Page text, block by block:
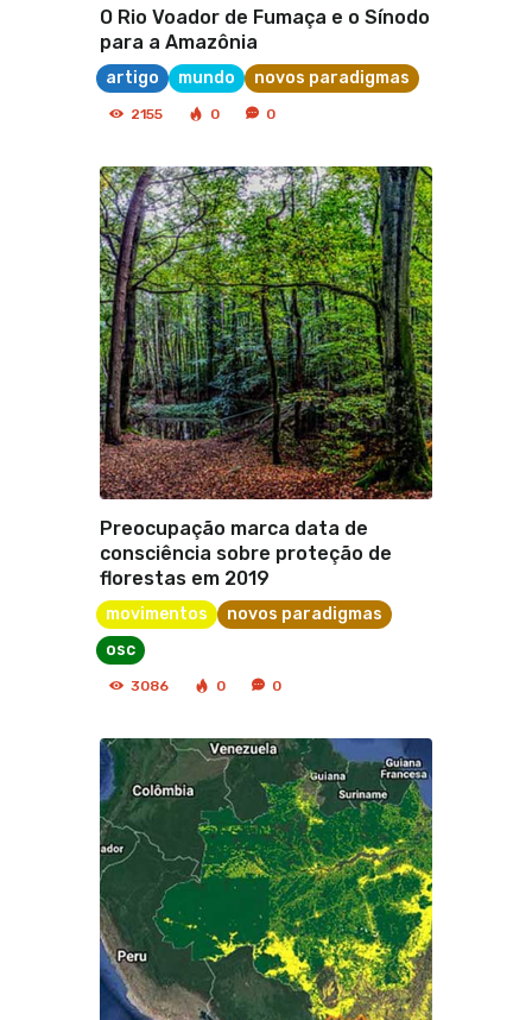
O Rio Voador de Fumaça e o Sínodo
para a Amazônia
artigo mundo novos paradigmas
2155 0 0
Preocupação marca data de
consciência sobre proteção de
florestas em 2019
movimentos
novos paradigmas
osc
3086 0 0